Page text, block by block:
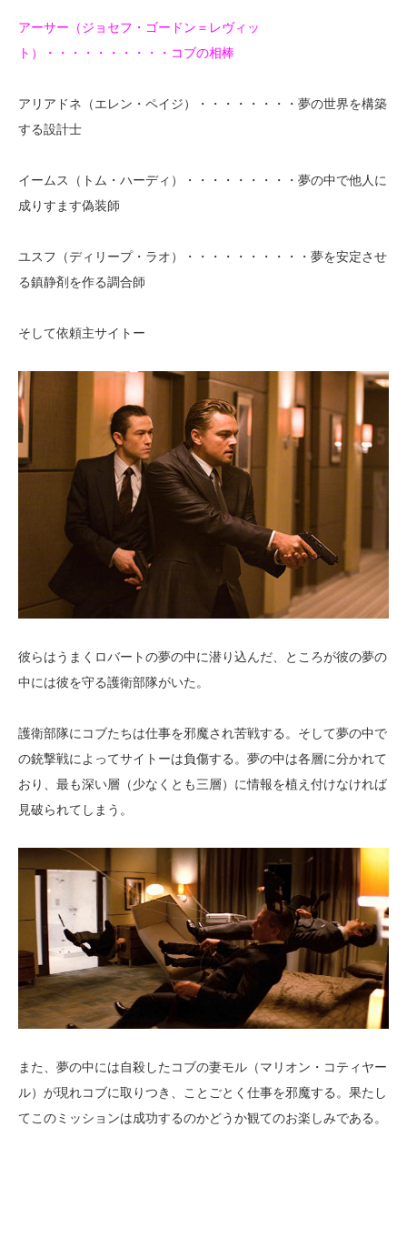
アーサー（ジョセフ・ゴードン＝レヴィッ
ト）・・・・・・・・・・コブの相棒
アリアドネ（エレン・ペイジ）・・・・・・・・夢の世界を構築
する設計士
イームス（トム・ハーディ）・・・・・・・・・夢の中で他人に
成りすます偽装師
ユスフ（ディリープ・ラオ）・・・・・・・・・・夢を安定させ
る鎮静剤を作る調合師
そして依頼主サイトー
彼らはうまくロバートの夢の中に潜り込んだ、ところが彼の夢の
中には彼を守る護衛部隊がいた。
護衛部隊にコブたちは仕事を邪魔され苦戦する。そして夢の中で
の銃撃戦によってサイトーは負傷する。夢の中は各層に分かれて
おり、最も深い層（少なくとも三層）に情報を植え付けなければ
見破られてしまう。
また、夢の中には自殺したコブの妻モル（マリオン・コティヤー
ル）が現れコブに取りつき、ことごとく仕事を邪魔する。果たし
てこのミッションは成功するのかどうか観てのお楽しみである。